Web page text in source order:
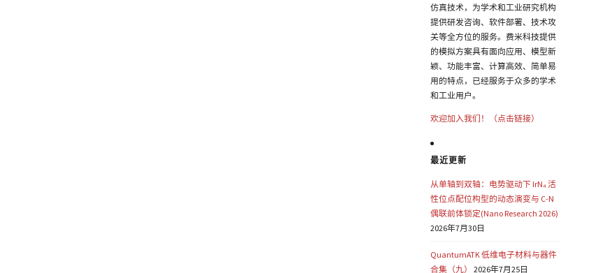
仿真技术，为学术和工业研究机构
提供研发咨询、软件部署、技术攻
关等全方位的服务。费米科技提供
的模拟方案具有面向应用、模型新
颖、功能丰富、计算高效、简单易
用的特点，已经服务于众多的学术
和工业用户。
欢迎加入我们！（点击链接）
最近更新
从单轴到双轴：电势驱动下 IrN₄ 活
性位点配位构型的动态演变与 C-N
偶联前体锁定(Nano Research 2026)
2026年7月30日
QuantumATK 低维电子材料与器件
合集（九）
2026年7月25日